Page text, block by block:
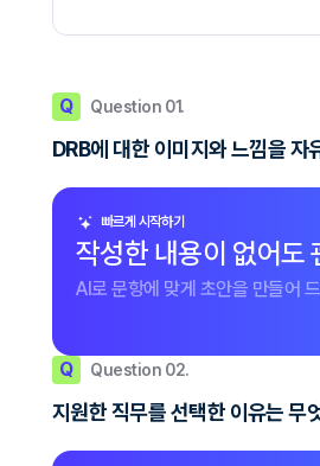
Q Question 01.
DRB에 대한 이미지와 느낌을 자
빠르게 시작하기
작성한 내용이 없어도
AI로 문항에 맞게 초안을 만들어
Q Question 02.
지원한 직무를 선택한 이유는 무